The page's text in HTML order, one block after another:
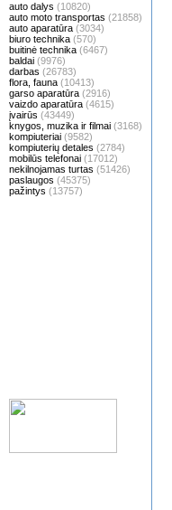
auto dalys (10820)
auto moto transportas (21858)
auto aparatūra (3034)
biuro technika (570)
buitinė technika (6467)
baldai (9976)
darbas (26783)
flora, fauna (10413)
garso aparatūra (2916)
vaizdo aparatūra (4615)
įvairūs (43449)
knygos, muzika ir filmai (3168)
kompiuteriai (9582)
kompiuterių detales (2784)
mobilūs telefonai (17012)
nekilnojamas turtas (51426)
paslaugos (45375)
pažintys (13757)